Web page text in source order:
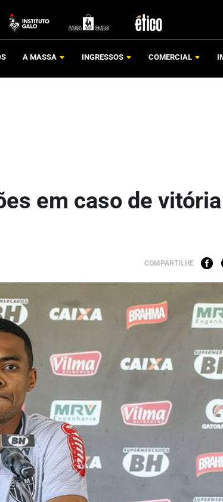
A MASSA INGRESSOS COMERCIAL
em caso de
COMPARTILHE